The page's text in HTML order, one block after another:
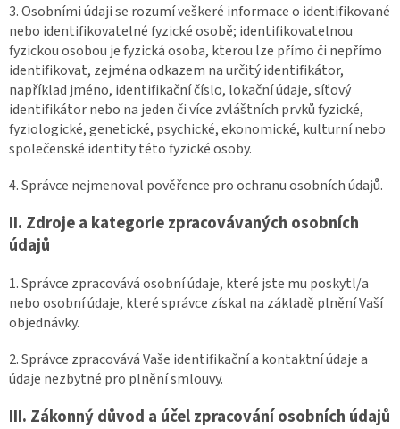
3. Osobními údaji se rozumí veškeré informace o identifikované
nebo identifikovatelné fyzické osobě; identifikovatelnou
fyzickou osobou je fyzická osoba, kterou lze přímo či nepřímo
identifikovat, zejména odkazem na určitý identifikátor,
například jméno, identifikační číslo, lokační údaje, síťový
identifikátor nebo na jeden či více zvláštních prvků fyzické,
fyziologické, genetické, psychické, ekonomické, kulturní nebo
společenské identity této fyzické osoby.
4. Správce nejmenoval pověřence pro ochranu osobních údajů.
II. Zdroje a kategorie zpracovávaných osobních
údajů
1. Správce zpracovává osobní údaje, které jste mu poskytl/a
nebo osobní údaje, které správce získal na základě plnění Vaší
objednávky.
2. Správce zpracovává Vaše identifikační a kontaktní údaje a
údaje nezbytné pro plnění smlouvy.
III. Zákonný důvod a účel zpracování osobních údajů